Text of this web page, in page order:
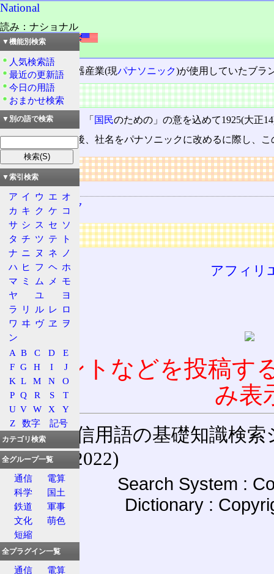
National
読み：ナショナル
外語：National
品詞：固有名詞
かつての松下電器産業(現パナソニック)が使用していたブラ
概要
Internationalから、「 国民のための」の意を込めて1925(大正
松下幸之助亡き後、社名をパナソニックに改めるに際し、
リンク
関連する用語
パナソニック
広告
アフィリ
コメントなどを投稿す
み表
通信用語の基礎知識検索
(27-May-2022)
Search System :
Dictionary :
▼機能別検索
人気検索語
最近の更新語
今日の用語
おまかせ検索
▼別の語で検索
▼索引検索
ア イ ウ エ オ
カ キ ク ケ コ
サ シ ス セ ソ
タ チ ツ テ
ト
ナ ニ ヌ ネ
ノ
ハ ヒ フ ヘ ホ
マ ミ ム メ
モ
ヤ
ユ
ヨ
ラ
リ ル レ ロ
ワ ヰ ヴ ヱ
ヲ
ン
A B C D
E
F G H I
J
K L M N
O
P Q R S
T
U V W X
Y
Z
数字 記号
カテゴリ検索
全グループ一覧
通信
電算
科学
国土
鉄道
軍事
文化
萌色
短縮
全プラグイン一覧
通信
電算